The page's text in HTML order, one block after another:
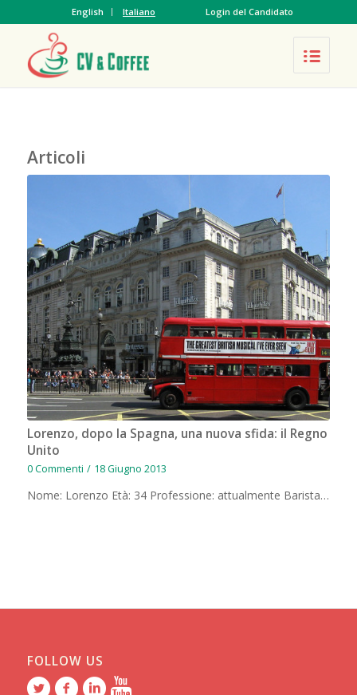
English Italiano Login del Candidato
Articoli
Lorenzo, dopo la Spagna, una nuova sfida: il Regno
Unito
0 Commenti / 18 Giugno 2013
Nome: Lorenzo Età: 34 Professione: attualmente Barista…
FOLLOW US